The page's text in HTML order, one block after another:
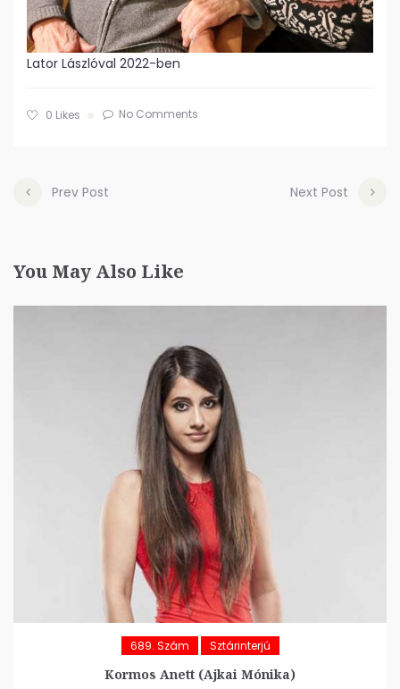
Lator Lászlóval 2022-ben
0 Likes No Comments
Prev Post Next Post
You May Also Like
689. Szám Sztárinterjú
Kormos Anett (Ajkai Mónika)